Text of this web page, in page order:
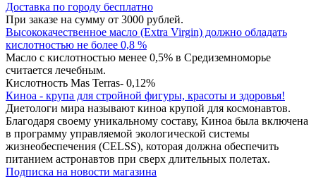
Доставка по городу бесплатно
При заказе на сумму от 3000 рублей.
Высококачественное масло (Extra Virgin) должно обладать
кислотностью не более 0,8 %
Масло с кислотностью менее 0,5% в Средиземноморье
считается лечебным.
Кислотность Mas Terras- 0,12%
Киноа - крупа для стройной фигуры, красоты и здоровья!
Диетологи мира называют киноа крупой для космонавтов.
Благодаря своему уникальному составу, Киноа была включена
в программу управляемой экологической системы
жизнеобеспечения (CELSS), которая должна обеспечить
питанием астронавтов при сверх длительных полетах.
Подписка на новости магазина